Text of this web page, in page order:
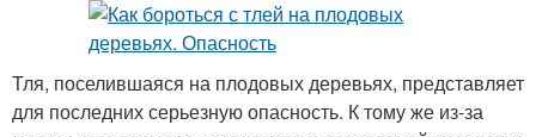
Тля, поселившаяся на плодовых деревьях, представляет
для последних серьезную опасность. К тому же из-за